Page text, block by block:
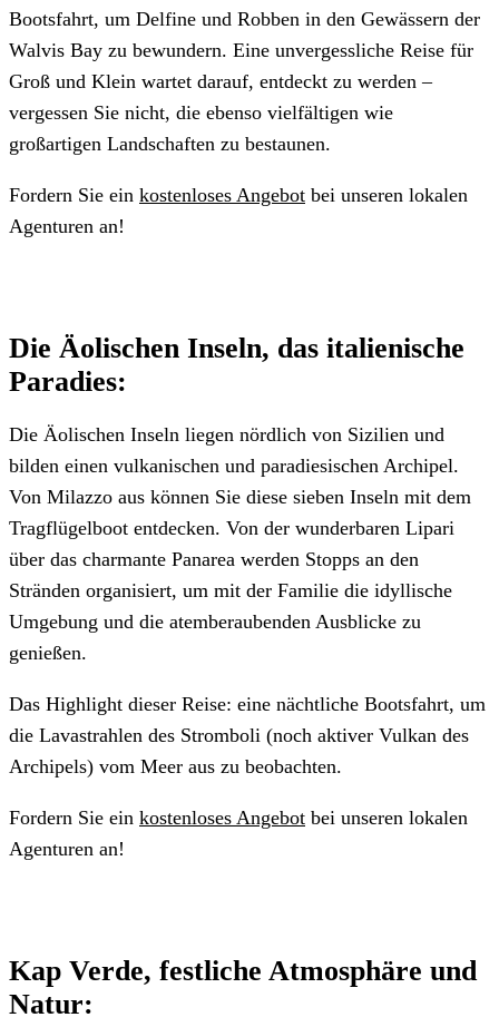
Bootsfahrt, um Delfine und Robben in den Gewässern der
Walvis Bay zu bewundern. Eine unvergessliche Reise für
Groß und Klein wartet darauf, entdeckt zu werden –
vergessen Sie nicht, die ebenso vielfältigen wie
großartigen Landschaften zu bestaunen.
Fordern Sie ein kostenloses Angebot bei unseren lokalen
Agenturen an!
Die Äolischen Inseln, das italienische
Paradies:
Die Äolischen Inseln liegen nördlich von Sizilien und
bilden einen vulkanischen und paradiesischen Archipel.
Von Milazzo aus können Sie diese sieben Inseln mit dem
Tragflügelboot entdecken. Von der wunderbaren Lipari
über das charmante Panarea werden Stopps an den
Stränden organisiert, um mit der Familie die idyllische
Umgebung und die atemberaubenden Ausblicke zu
genießen.
Das Highlight dieser Reise: eine nächtliche Bootsfahrt, um
die Lavastrahlen des Stromboli (noch aktiver Vulkan des
Archipels) vom Meer aus zu beobachten.
Fordern Sie ein kostenloses Angebot bei unseren lokalen
Agenturen an!
Kap Verde, festliche Atmosphäre und
Natur: